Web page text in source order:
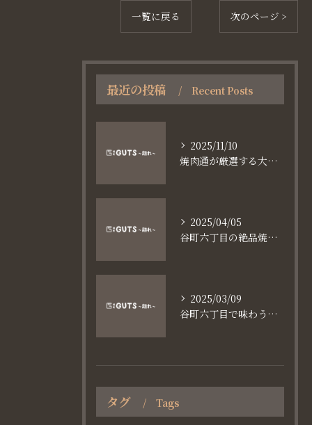
一覧に戻る 次のページ >
最近の投稿 Recent Posts
2025/11/10
焼肉通が厳選する大阪長堀鶴見緑地線谷町六丁目満足食事術
2025/04/05
谷町六丁目の絶品焼肉体験
2025/03/09
谷町六丁目で味わう家族と焼肉の魅力
タグ Tags